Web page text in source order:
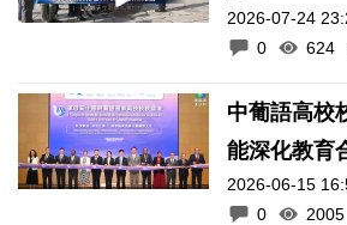
2026-07-24
0
624
中葡語高校
能深化教育
2026-06-15
0
2005